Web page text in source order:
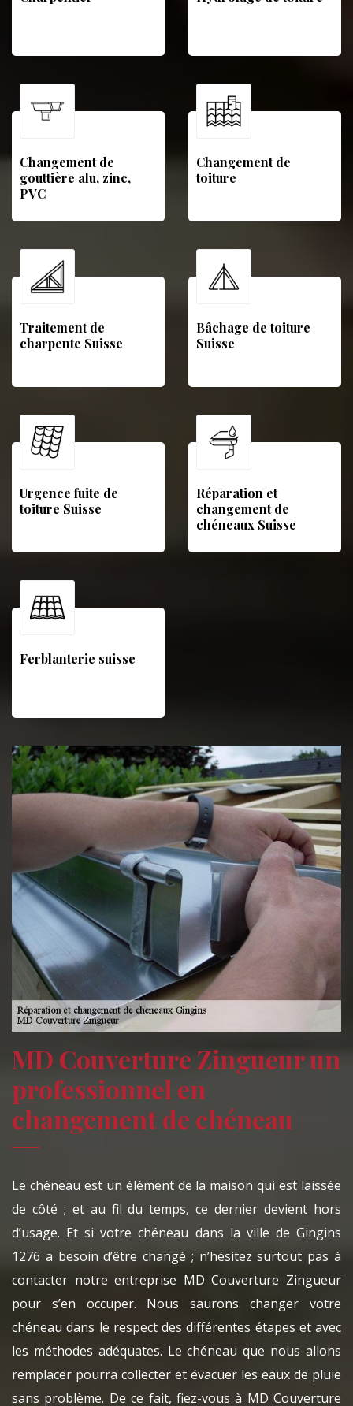
Changement de
gouttière alu, zinc,
PVC
Changement de
toiture
Traitement de
charpente Suisse
Bâchage de toiture
Suisse
Urgence fuite de
toiture Suisse
Réparation et
changement de
chéneaux Suisse
Ferblanterie suisse
MD Couverture Zingueur un
professionnel en
changement de chéneau
Le chéneau est un élément de la maison qui est laissée
de côté ; et au fil du temps, ce dernier devient hors
d’usage. Et si votre chéneau dans la ville de Gingins
1276 a besoin d’être changé ; n’hésitez surtout pas à
contacter notre entreprise MD Couverture Zingueur
pour s’en occuper. Nous saurons changer votre
chéneau dans le respect des différentes étapes et avec
les méthodes adéquates. Le chéneau que nous allons
remplacer pourra collecter et évacuer les eaux de pluie
sans problème. De ce fait, fiez-vous à MD Couverture